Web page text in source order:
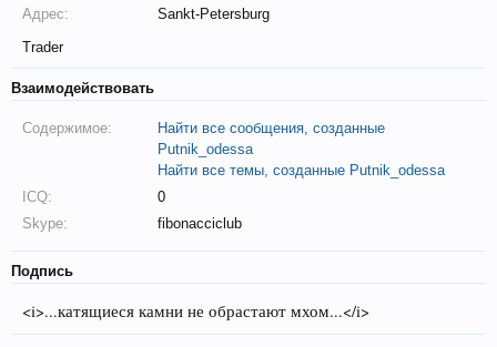
Адрес:
Sankt-Petersburg
Trader
Взаимодействовать
Содержимое:
Найти все сообщения, созданные
Putnik_odessa
Найти все темы, созданные Putnik_odessa
ICQ:
0
Skype:
fibonacciclub
Подпись
<i>...катящиеся камни не обрастают мхом...</i>